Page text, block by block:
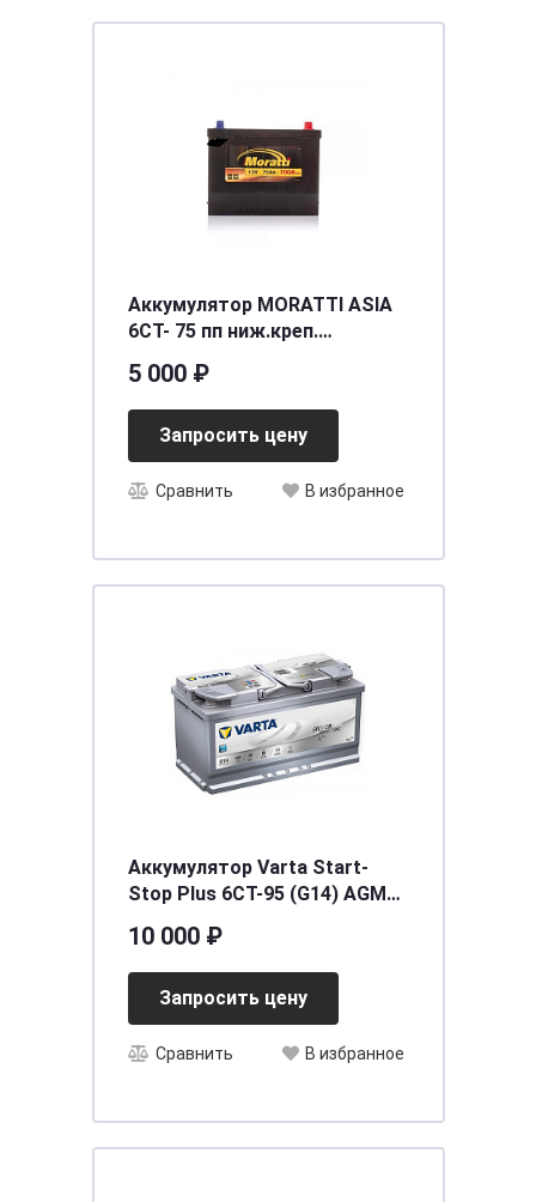
Аккумулятор MORATTI ASIA
6СТ- 75 пп ниж.креп.
[D26_]
5 000 ₽
Запросить цену
Сравнить В избранное
Аккумулятор Varta Start-
Stop Plus 6CT-95 (G14) AGM
10 000 ₽
Запросить цену
Сравнить В избранное